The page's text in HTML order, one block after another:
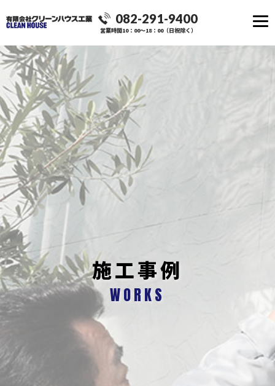
082-291-9400
営業時間10：00～18：00（日祝除く）
施工事例
WORKS